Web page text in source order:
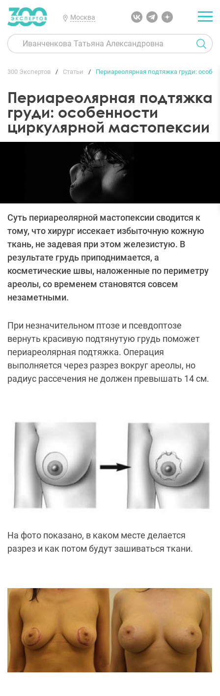
Москва
300 Экспертов Статьи Периареолярная подтяжка груди:
Периареолярная подтяжка
груди: особенности
циркулярной мастопексии
Суть периареолярной мастопексии сводится к
тому, что хирург иссекает избыточную кожную
ткань, не задевая при этом железистую. В
результате грудь приподнимается, а
косметические швы, наложенные по периметру
ареолы, со временем становятся совсем
незаметными.
При незначительном птозе и псевдоптозе
вернуть красивую подтянутую грудь поможет
периареолярная подтяжка. Операция
выполняется через разрез вокруг ареолы, но
радиус рассечения не должен превышать 14 см.
На фото показано, в каком месте делается
разрез и как потом будут зашиваться ткани.